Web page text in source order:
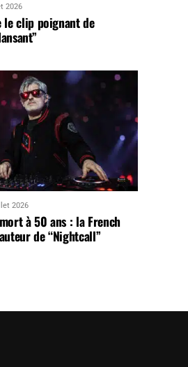
2026
le clip poignant de
2026
à 50 ans : la French
de “Nightcall”